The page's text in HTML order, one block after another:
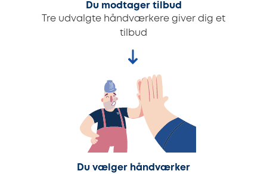
Du modtager tilbud
Tre udvalgte håndværkere giver dig et
tilbud
Du vælger håndværker